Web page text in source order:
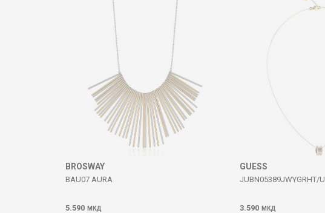
BROSWAY
BAU07 AURA
5.590 МКД
GUESS
JUBN05389JWYGRHT/U
3.590 МКД